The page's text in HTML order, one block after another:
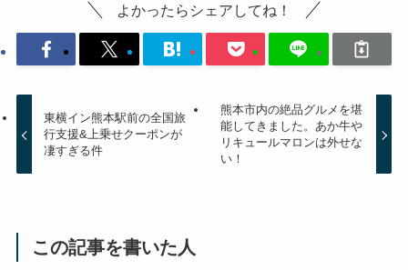
よかったらシェアしてね！
東横イン熊本駅前の全国旅
行支援&上乗せクーポンが
凄すぎる件
熊本市内の絶品グルメを堪
能してきました。あか牛や
リキュールマロンは外せな
い！
この記事を書いた人